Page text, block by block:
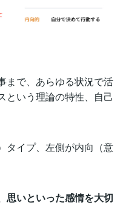
まで、あらゆる状況で活
という理論の特性、自己
タイプ、左側が内向（意
思いといった感情を大切